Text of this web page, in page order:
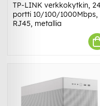
TP-LINK verkkokytkin,
portti 10/100/1000Mbps,
RJ45, metallia